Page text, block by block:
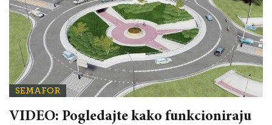
SEMAFOR
VIDEO: Pogledajte kako funkcioniraju